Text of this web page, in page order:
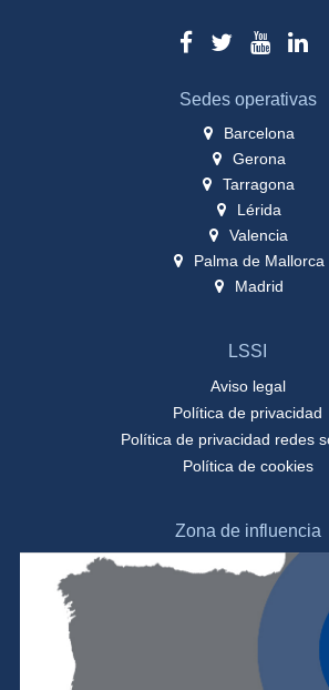
Sedes operativas
Barcelona
Gerona
Tarragona
Lérida
Valencia
Palma de Mallorca
Madrid
LSSI
Aviso legal
Política de privacidad
Política de privacidad redes
Política de cookies
Zona de influencia